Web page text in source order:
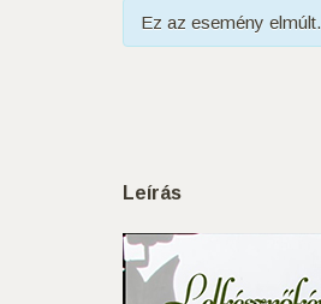
Ez az esemény elmúlt.
Leírás